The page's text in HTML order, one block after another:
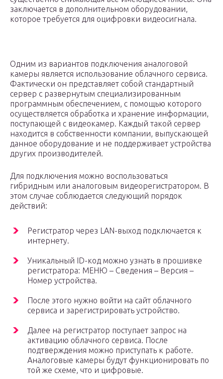
заключается в дополнительном оборудовании,
которое требуется для оцифровки видеосигнала.
Одним из вариантов подключения аналоговой
камеры является использование облачного сервиса.
Фактически он представляет собой стандартный
сервер с развернутым специализированным
программным обеспечением, с помощью которого
осуществляется обработка и хранение информации,
поступающей с видеокамер. Каждый такой сервер
находится в собственности компании, выпускающей
данное оборудование и не поддерживает устройства
других производителей.
Для подключения можно воспользоваться
гибридным или аналоговым видеорегистратором. В
этом случае соблюдается следующий порядок
действий:
Регистратор через LAN-выход подключается к
интернету.
Уникальный ID-код можно узнать в прошивке
регистратора: МЕНЮ – Сведения – Версия –
Номер устройства.
После этого нужно войти на сайт облачного
сервиса и зарегистрировать устройство.
Далее на регистратор поступает запрос на
активацию облачного сервиса. После
подтверждения можно приступать к работе.
Аналоговые камеры будут функционировать по
той же схеме, что и цифровые.